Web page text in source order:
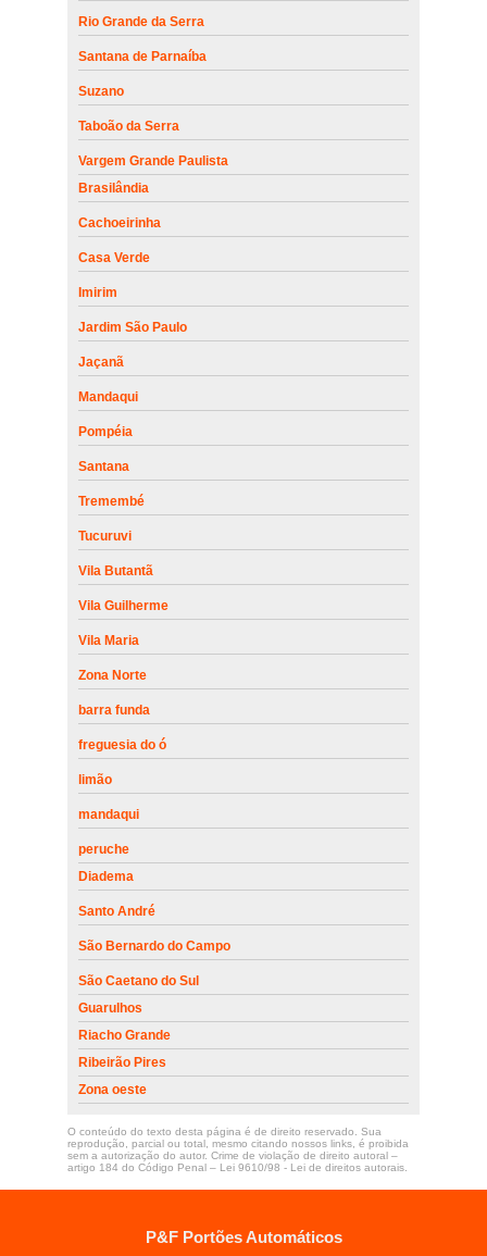
Rio Grande da Serra
Santana de Parnaíba
Suzano
Taboão da Serra
Vargem Grande Paulista
Brasilândia
Cachoeirinha
Casa Verde
Imirim
Jardim São Paulo
Jaçanã
Mandaqui
Pompéia
Santana
Tremembé
Tucuruvi
Vila Butantã
Vila Guilherme
Vila Maria
Zona Norte
barra funda
freguesia do ó
limão
mandaqui
peruche
Diadema
Santo André
São Bernardo do Campo
São Caetano do Sul
Guarulhos
Riacho Grande
Ribeirão Pires
Zona oeste
O conteúdo do texto desta página é de direito reservado. Sua
reprodução, parcial ou total, mesmo citando nossos links, é proibida
sem a autorização do autor. Crime de violação de direito autoral –
artigo 184 do Código Penal – Lei 9610/98 - Lei de direitos autorais.
P&F Portões Automáticos